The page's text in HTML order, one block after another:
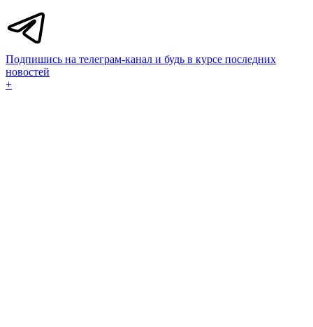
Подпишись на телеграм-канал и будь в курсе последних
новостей
+